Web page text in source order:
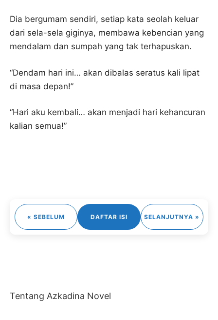
Dia bergumam sendiri, setiap kata seolah keluar
dari sela-sela giginya, membawa kebencian yang
mendalam dan sumpah yang tak terhapuskan.
“Dendam hari ini… akan dibalas seratus kali lipat
di masa depan!”
“Hari aku kembali… akan menjadi hari kehancuran
kalian semua!”
« SEBELUM DAFTAR ISI SELANJUTNYA »
Tentang Azkadina Novel